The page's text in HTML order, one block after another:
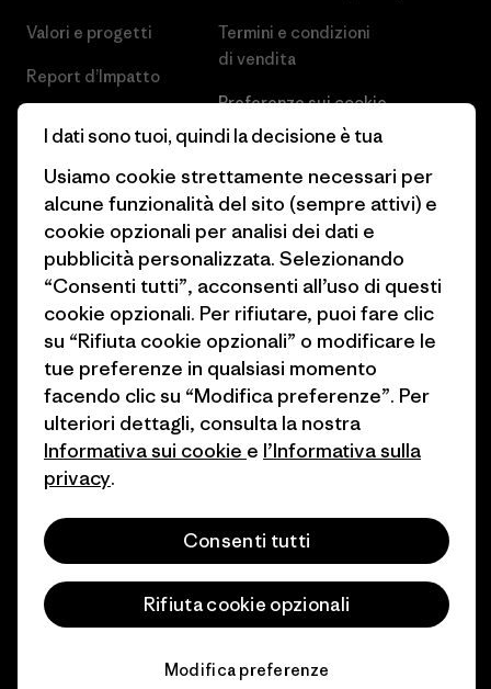
Valori e progetti
Report d’Impatto
Obiettivi climatici
1% For The Planet
Come finanziamo
Buoni regalo
Trova un negozio
Termini e condizioni
di vendita
Preferenze sui cookie
Lavora con noi
Stampa e media
Industry program
Programma di affiliazione
Patagonia Italia Mappa del sito
© 2026 Patagonia, Inc. All Rights Reserved.
I dati sono tuoi, quindi la decisione è tua
Usiamo cookie strettamente necessari per
alcune funzionalità del sito (sempre attivi) e
cookie opzionali per analisi dei dati e
pubblicità personalizzata. Selezionando
“Consenti tutti”, acconsenti all’uso di questi
cookie opzionali. Per rifiutare, puoi fare clic
su “Rifiuta cookie opzionali” o modificare le
tue preferenze in qualsiasi momento
facendo clic su “Modifica preferenze”. Per
ulteriori dettagli, consulta la nostra
Informativa sui cookie e l’Informativa sulla
privacy.
Consenti tutti
Rifiuta cookie opzionali
Modifica preferenze